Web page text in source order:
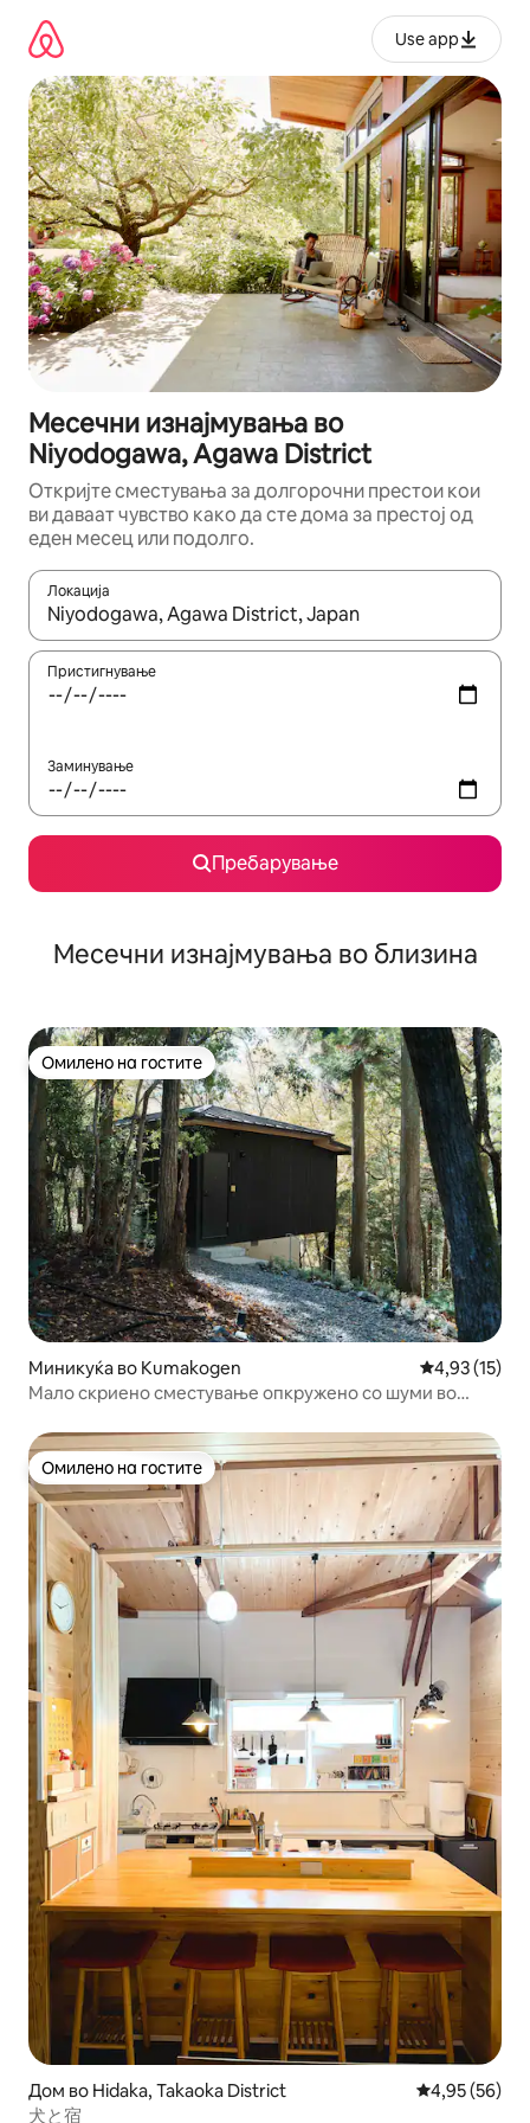
содржина
Use app
Месечни изнајмувања во
Niyodogawa, Agawa District
Откријте сместувања за долгорочни престои кои
ви даваат чувство како да сте дома за престој од
еден месец или подолго.
Локација
Кога резултатите се достапни, движете се со копчињата
Пристигнување
Заминување
Пребарување
Месечни изнајмувања во близина
Омилено на гостите
Омилено на гостите
Миникуќа во Kumakogen Просечна
4,93 (15)
Мало скриено сместување опкружено со шуми во
Омилено на гостите
Омилено на гостите
Дом во Hidaka, Takaoka District Просечна
4,95 (56)
犬と宿